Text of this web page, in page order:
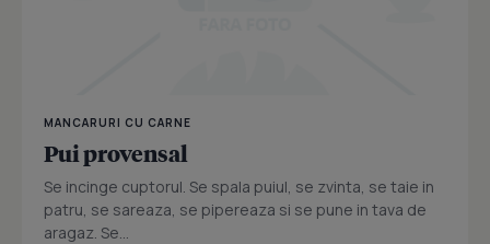
MANCARURI CU CARNE
Pui provensal
Se incinge cuptorul. Se spala puiul, se zvinta, se taie in
patru, se sareaza, se pipereaza si se pune in tava de
aragaz. Se...